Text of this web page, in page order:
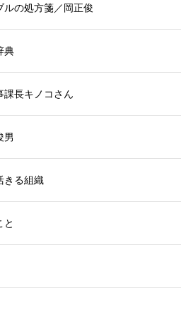
ルの処方箋／岡正俊
典
課長キノコさん
男
きる組織
と